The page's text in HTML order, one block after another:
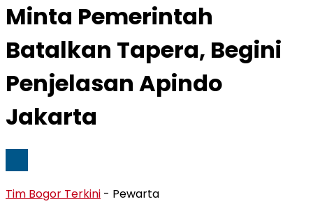
Minta Pemerintah
Batalkan Tapera, Begini
Penjelasan Apindo
Jakarta
Tim Bogor Terkini - Pewarta